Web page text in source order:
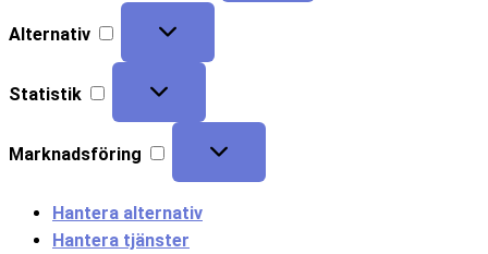
Alternativ
Statistik
Marknadsföring
Hantera alternativ
Hantera tjänster